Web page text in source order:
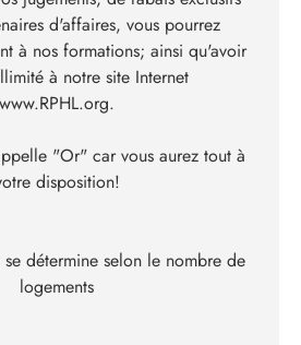
d'affaires, vous pourrez
à nos formations; ainsi qu'avoir
à notre site Internet
www.RPHL.org.
"Or" car vous aurez tout à
disposition!
détermine selon le nombre de
logements